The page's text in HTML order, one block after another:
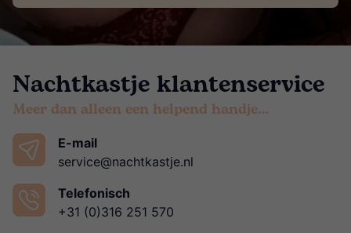
Nachtkastje klantenservice
Meer dan alleen een helpend handje…
E-mail
service@nachtkastje.nl
Telefonisch
+31 (0)316 251 570